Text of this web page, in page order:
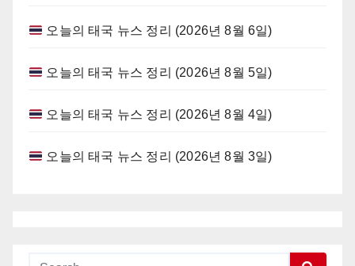
오늘의 태국 뉴스 정리 (2026년 8월 6일)
오늘의 태국 뉴스 정리 (2026년 8월 5일)
오늘의 태국 뉴스 정리 (2026년 8월 4일)
오늘의 태국 뉴스 정리 (2026년 8월 3일)